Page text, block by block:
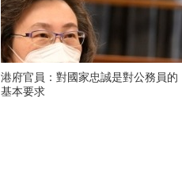
港府官員：對國家忠誠是對公務員的
基本要求